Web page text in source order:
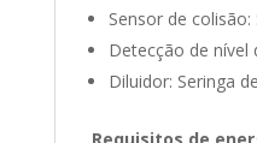
Sensor de colisão:
Detecção de nível
Diluidor: Seringa